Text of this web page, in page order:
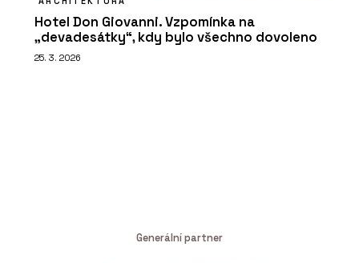
Hotel Don Giovanni. Vzpomínka na
„devadesátky“, kdy bylo všechno dovoleno
25. 3. 2026
Generální partner